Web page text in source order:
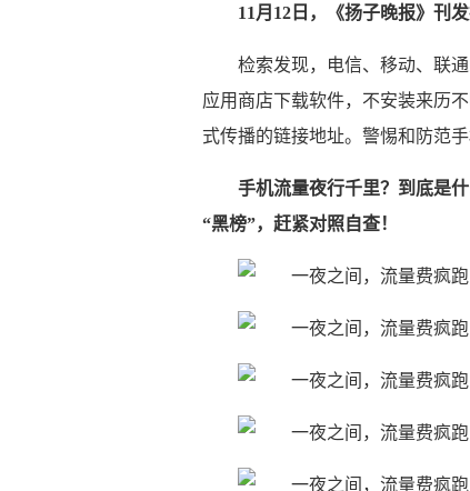
11月12日，《扬子晚报》刊
检索发现，电信、移动、联
应用商店下载软件，不安装来历
式传播的链接地址。警惕和防范
手机流量夜行千里？到底是
“黑榜”，赶紧对照自查！